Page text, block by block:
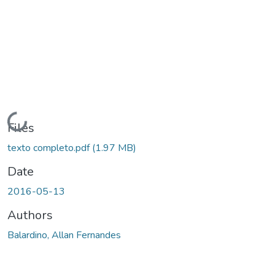
Loading...
Files
texto completo.pdf(1.97 MB)
Date
2016-05-13
Authors
Balardino, Allan Fernandes